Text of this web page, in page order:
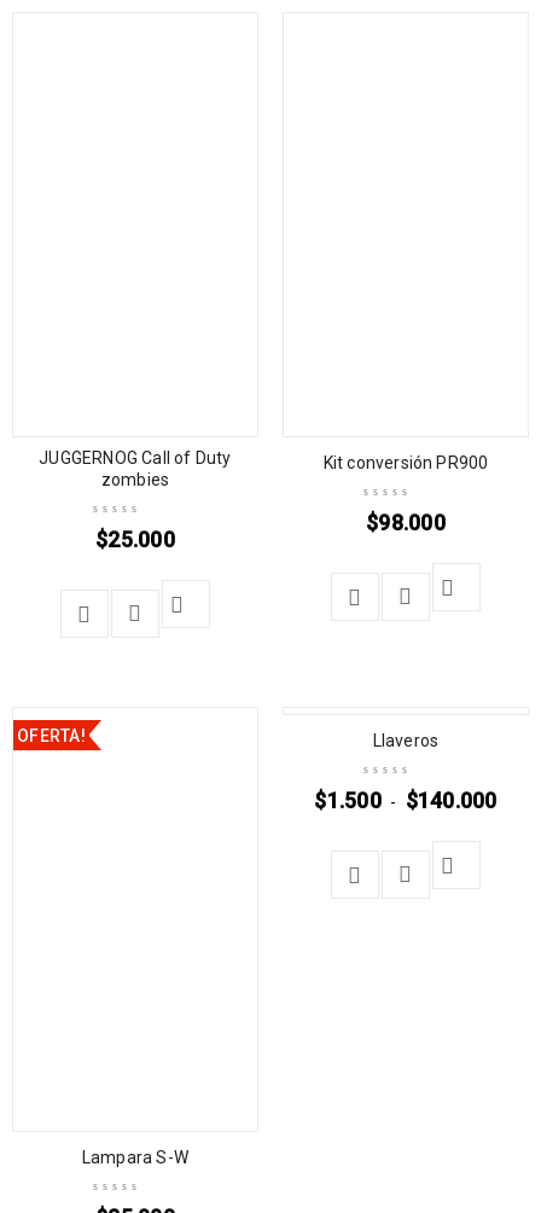
JUGGERNOG Call of Duty
zombies
$25.000
Kit conversión PR900
$98.000
OFERTA!
Lampara S-W
Llaveros
$1.500 - $140.000